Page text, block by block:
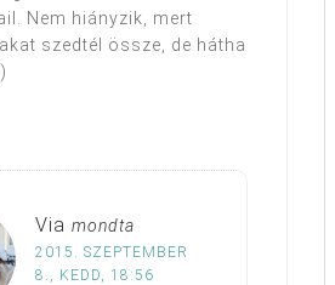
Nem hiányzik, mert
szedtél össze, de hátha
Via mondta
2015. SZEPTEMBER
8., KEDD, 18:56